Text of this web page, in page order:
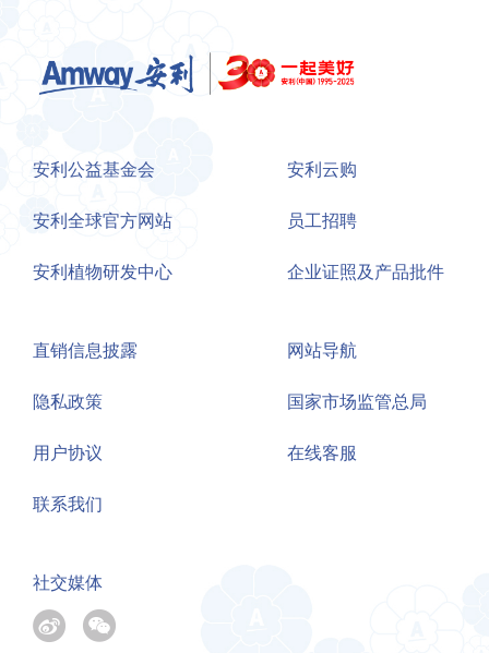
安利公益基金会
安利全球官方网站
安利植物研发中心
安利云购
员工招聘
企业证照及产品批件
直销信息披露
隐私政策
用户协议
联系我们
网站导航
国家市场监管总局
在线客服
社交媒体